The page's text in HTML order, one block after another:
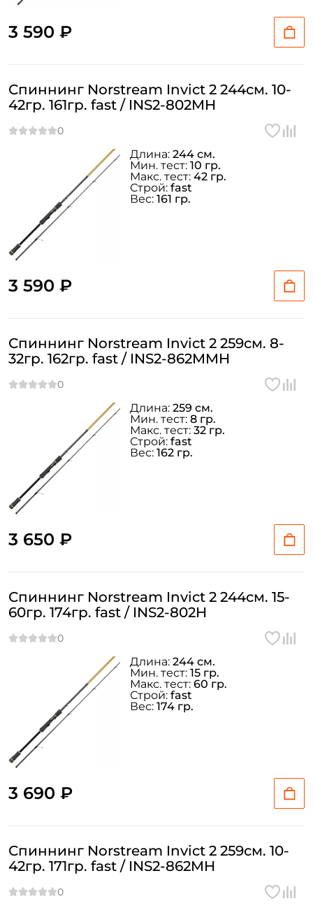
3 590 ₽
Спиннинг Norstream Invict 2 244см. 10-
42гр. 161гр. fast / INS2-802MH
3 590 ₽
Длина: 244 см.
Мин. тест: 10 гр.
Макс. тест: 42 гр.
Строй: fast
Вес: 161 гр.
Спиннинг Norstream Invict 2 259см. 8-
32гр. 162гр. fast / INS2-862MMH
3 650 ₽
Длина: 259 см.
Мин. тест: 8 гр.
Макс. тест: 32 гр.
Строй: fast
Вес: 162 гр.
Спиннинг Norstream Invict 2 244см. 15-
60гр. 174гр. fast / INS2-802H
3 690 ₽
Длина: 244 см.
Мин. тест: 15 гр.
Макс. тест: 60 гр.
Строй: fast
Вес: 174 гр.
Спиннинг Norstream Invict 2 259см. 10-
42гр. 171гр. fast / INS2-862MH
Email: *
Повторите пароль: *
Заполняя данную форму вы соглашаетесь на обработку
персональных данных